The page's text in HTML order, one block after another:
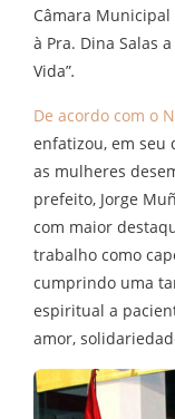
Câmara
à Pra. Dina Salas
Vida”.
De acordo com o
enfatizou, em seu
as mulheres
prefeito, Jorge
com maior
trabalho como
cumprindo uma
espiritual a
amor,